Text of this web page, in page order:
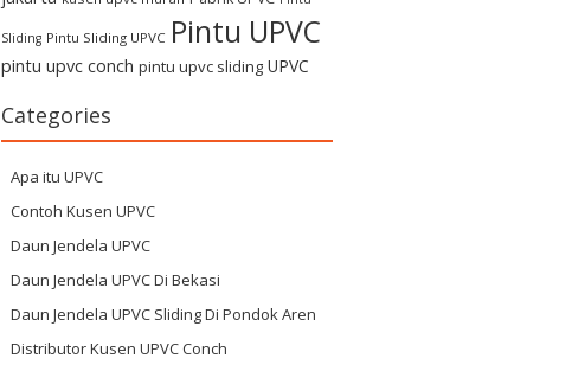
Sliding Pintu Sliding UPVC Pintu UPVC
pintu upvc conch pintu upvc sliding UPVC
Categories
Apa itu UPVC
Contoh Kusen UPVC
Daun Jendela UPVC
Daun Jendela UPVC Di Bekasi
Daun Jendela UPVC Sliding Di Pondok Aren
Distributor Kusen UPVC Conch